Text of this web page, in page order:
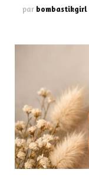
par bombastikgirl